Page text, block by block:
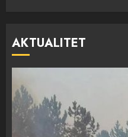
AKTUALITET